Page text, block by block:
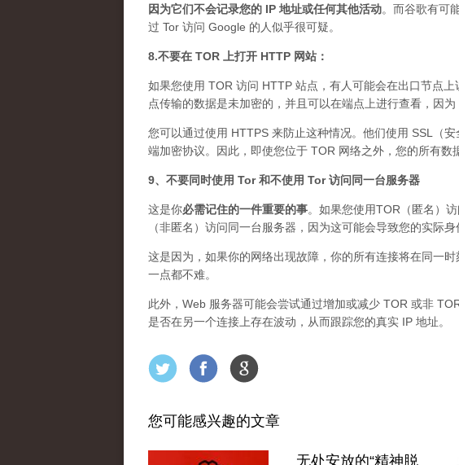
因为它们不会记录您的 IP 地址或任何其他活动。而谷歌有可
过 Tor 访问 Google 的人似乎很可疑。
8.不要在 TOR 上打开 HTTP 网站：
如果您使用 TOR 访问 HTTP 站点，有人可能会在出口节点
点传输的数据是未加密的，并且可以在端点上进行查看，因为
您可以通过使用 HTTPS 来防止这种情况。他们使用 SSL（
端加密协议。因此，即使您位于 TOR 网络之外，您的所有数
9、不要同时使用 Tor 和不使用 Tor 访问同一台服务器
这是你必需记住的一件重要的事。如果您使用TOR（匿名）
（非匿名）访问同一台服务器，因为这可能会导致您的实际身
这是因为，如果你的网络出现故障，你的所有连接将在同一
一点都不难。
此外，Web 服务器可能会尝试通过增加或减少 TOR 或非
是否在另一个连接上存在波动，从而跟踪您的真实 IP 地址。
您可能感兴趣的文章
无处安放的“精神脱